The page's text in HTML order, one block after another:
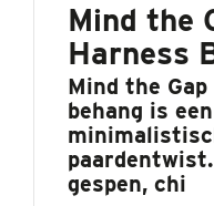
Mind the
Harness
Mind the
behang is
gespen, chi